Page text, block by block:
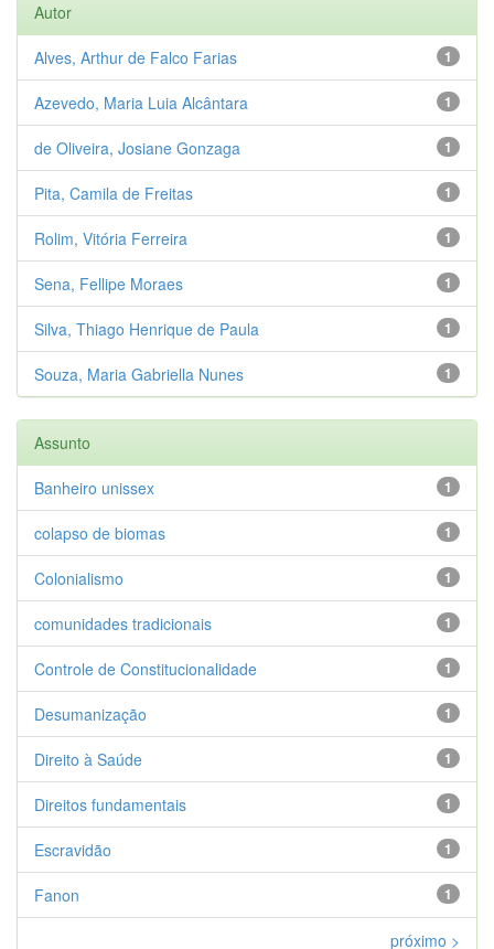
Autor
1
Alves, Arthur de Falco Farias
1
Azevedo, Maria Luia Alcântara
1
de Oliveira, Josiane Gonzaga
1
Pita, Camila de Freitas
1
Rolim, Vitória Ferreira
1
Sena, Fellipe Moraes
1
Silva, Thiago Henrique de Paula
1
Souza, Maria Gabriella Nunes
Assunto
1
Banheiro unissex
1
colapso de biomas
1
Colonialismo
1
comunidades tradicionais
1
Controle de Constitucionalidade
1
Desumanização
1
Direito à Saúde
1
Direitos fundamentais
1
Escravidão
1
Fanon
próximo >